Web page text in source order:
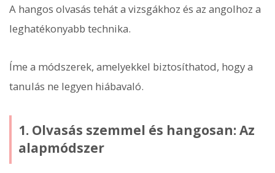
A hangos olvasás tehát a vizsgákhoz és az angolhoz a
leghatékonyabb technika.
Íme a módszerek, amelyekkel biztosíthatod, hogy a
tanulás ne legyen hiábavaló.
1. Olvasás szemmel és hangosan: Az
alapmódszer